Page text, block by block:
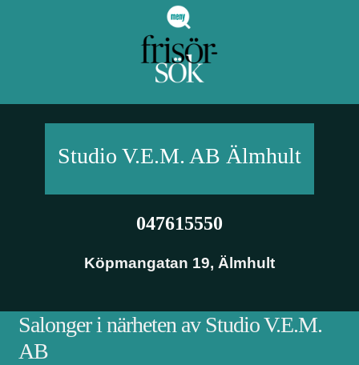
Studio V.E.M. AB Älmhult
047615550
Köpmangatan 19, Älmhult
Salonger i närheten av Studio V.E.M.
AB